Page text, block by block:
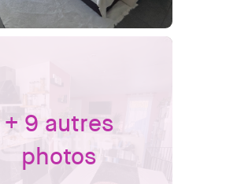
+ 9 autres
photos